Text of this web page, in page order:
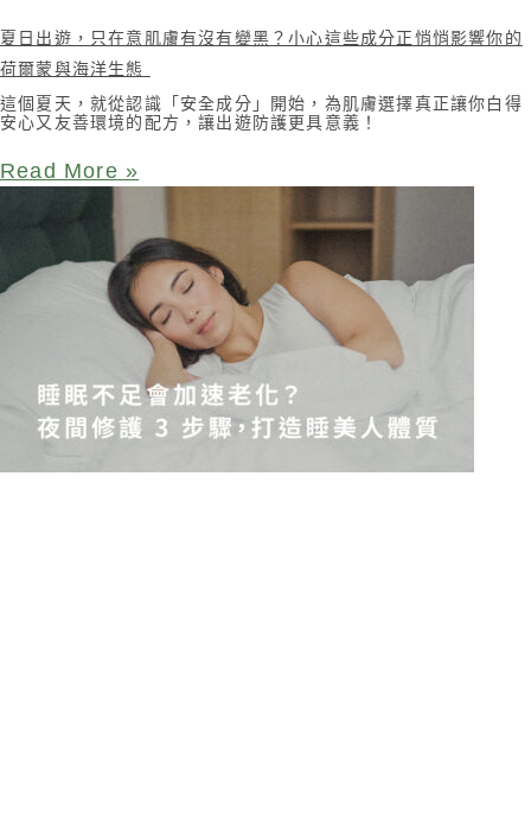
夏日出遊，只在意肌膚有沒有變黑？小心這些成分正悄悄影響你的
荷爾蒙與海洋生態
這個夏天，就從認識「安全成分」開始，為肌膚選擇真正讓你白得
安心又友善環境的配方，讓出遊防護更具意義！
Read More »